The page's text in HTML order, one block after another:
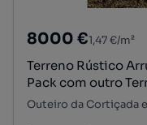
8000 €1,47 €/m²
Terreno Rústico
Pack com outro